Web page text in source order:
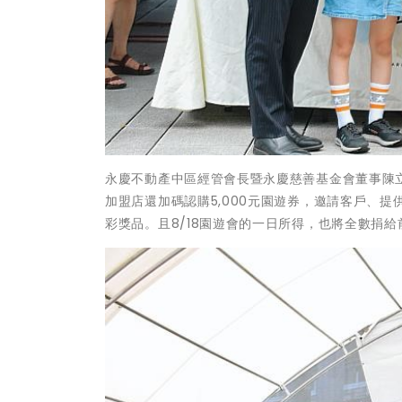
永慶不動產中區經管會長暨永慶慈善基金會董事
加盟店還加碼認購5,000元園遊券，邀請客戶、提
彩獎品。且8/18園遊會的一日所得，也將全數捐